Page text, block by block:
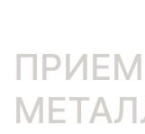
ПРИЕМ